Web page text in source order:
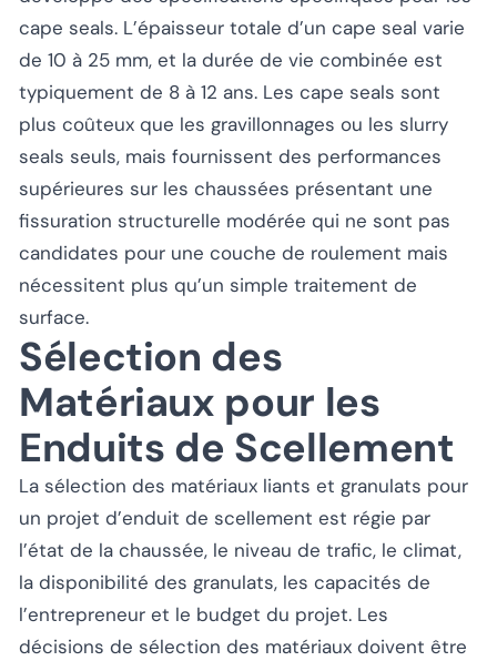
cape seals. L’épaisseur totale d’un cape seal varie
de 10 à 25 mm, et la durée de vie combinée est
typiquement de 8 à 12 ans. Les cape seals sont
plus coûteux que les gravillonnages ou les slurry
seals seuls, mais fournissent des performances
supérieures sur les chaussées présentant une
fissuration structurelle modérée qui ne sont pas
candidates pour une couche de roulement mais
nécessitent plus qu’un simple traitement de
surface.
Sélection des
Matériaux pour les
Enduits de Scellement
La sélection des matériaux liants et granulats pour
un projet d’enduit de scellement est régie par
l’état de la chaussée, le niveau de trafic, le climat,
la disponibilité des granulats, les capacités de
l’entrepreneur et le budget du projet. Les
décisions de sélection des matériaux doivent être